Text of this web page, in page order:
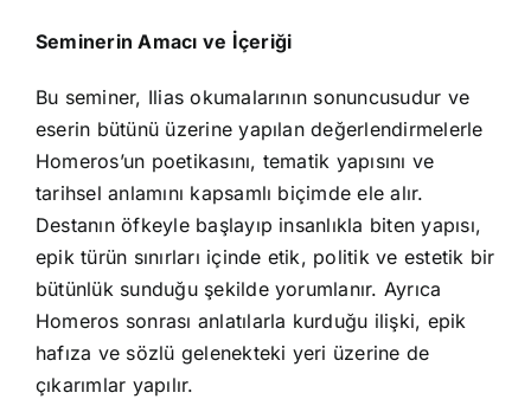
İletişim
Seminerin Amacı ve İçeriği
Bu seminer, Ilias okumalarının sonuncusudur ve
eserin bütünü üzerine yapılan değerlendirmelerle
Homeros’un poetikasını, tematik yapısını ve
tarihsel anlamını kapsamlı biçimde ele alır.
Destanın öfkeyle başlayıp insanlıkla biten yapısı,
epik türün sınırları içinde etik, politik ve estetik bir
bütünlük sunduğu şekilde yorumlanır. Ayrıca
Homeros sonrası anlatılarla kurduğu ilişki, epik
hafıza ve sözlü gelenekteki yeri üzerine de
çıkarımlar yapılır.